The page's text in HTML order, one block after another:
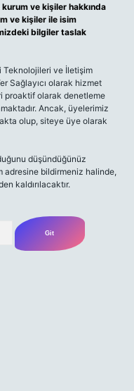
ve kişiler hakkında
ve kişiler ile isim
bilgiler taslak
Teknolojileri ve İletişim
Sağlayıcı olarak hizmet
proaktif olarak denetleme
Ancak, üyelerimiz
olup, siteye üye olarak
düşündüğünüz
adresine bildirmeniz halinde,
kaldırılacaktır.